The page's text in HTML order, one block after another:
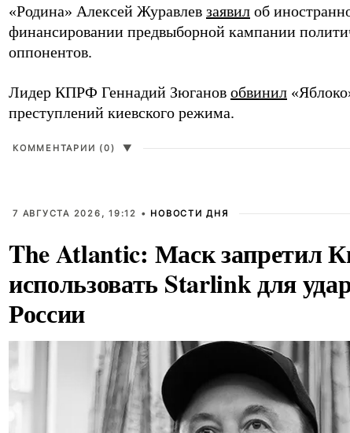
«Родина» Алексей Журавлев заявил об
финансировании предвыборной кампании
оппонентов.
Лидер КПРФ Геннадий Зюганов обвинил
преступлений киевского режима.
КОММЕНТАРИИ (0) ▼
7 АВГУСТА 2026, 19:12 • НОВОСТИ ДНЯ
The Atlantic: Маск запретил
использовать Starlink для
России